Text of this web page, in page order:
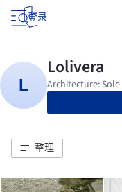
登录
整理